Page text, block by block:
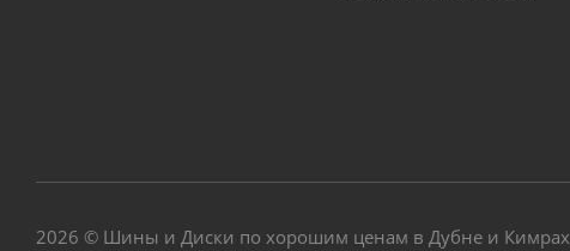
2026 © Шины и Диски по хорошим ценам в Дубне и Кимрах